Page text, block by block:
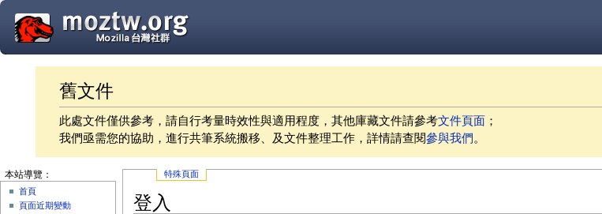
舊文件
此處文件僅供參考，請自行考量時效性與適用程度，其他庫藏文件請參考文件頁面 ；
我們亟需您的協助，進行共筆系統搬移、及文件整理工作，詳情請查閱參與我們。
特殊頁面
登入
本站導覽：
首頁
頁面近期變動